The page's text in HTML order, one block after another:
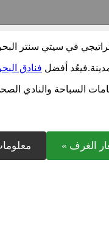
في سيتي سنتر
أفضل فنادق
السباحة والنادي
الغرف »